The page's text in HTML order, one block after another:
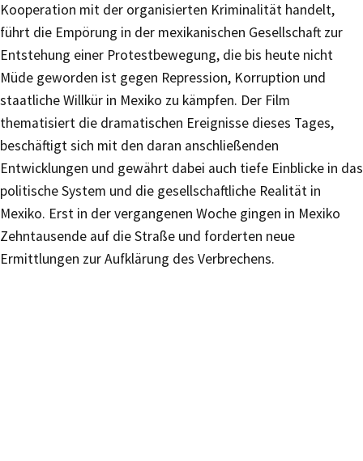
Kooperation mit der organisierten Kriminalität handelt,
führt die Empörung in der mexikanischen Gesellschaft zur
Entstehung einer Protestbewegung, die bis heute nicht
Müde geworden ist gegen Repression, Korruption und
staatliche Willkür in Mexiko zu kämpfen. Der Film
thematisiert die dramatischen Ereignisse dieses Tages,
beschäftigt sich mit den daran anschließenden
Entwicklungen und gewährt dabei auch tiefe Einblicke in das
politische System und die gesellschaftliche Realität in
Mexiko. Erst in der vergangenen Woche gingen in Mexiko
Zehntausende auf die Straße und forderten neue
Ermittlungen zur Aufklärung des Verbrechens.